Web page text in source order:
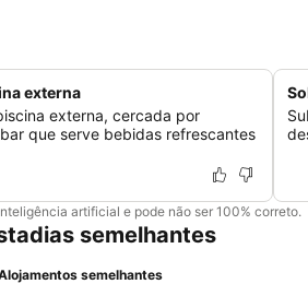
externa
externa, cercada por
que serve bebidas refrescantes
artificial e pode não ser 100% correto.
semelhantes
semelhantes